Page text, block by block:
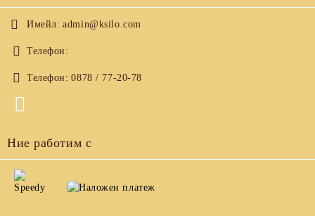
Имейл: admin@ksilo.com
Телефон:
Телефон: 0878 / 77-20-78
Ние работим с